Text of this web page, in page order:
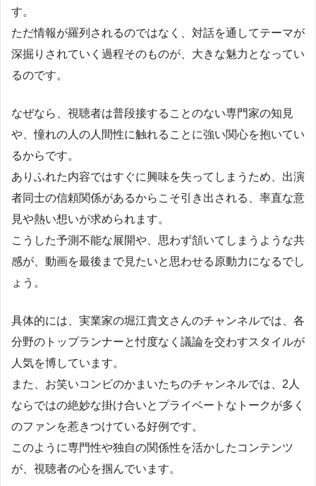
す。
ただ情報が羅列されるのではなく、対話を通してテーマが
深掘りされていく過程そのものが、大きな魅力となってい
るのです。
なぜなら、視聴者は普段接することのない専門家の知見
や、憧れの人の人間性に触れることに強い関心を抱いてい
るからです。
ありふれた内容ではすぐに興味を失ってしまうため、出演
者同士の信頼関係があるからこそ引き出される、率直な意
見や熱い想いが求められます。
こうした予測不能な展開や、思わず頷いてしまうような共
感が、動画を最後まで見たいと思わせる原動力になるでし
ょう。
具体的には、実業家の堀江貴文さんのチャンネルでは、各
分野のトップランナーと忖度なく議論を交わすスタイルが
人気を博しています。
また、お笑いコンビのかまいたちのチャンネルでは、2人
ならではの絶妙な掛け合いとプライベートなトークが多く
のファンを惹きつけている好例です。
このように専門性や独自の関係性を活かしたコンテンツ
が、視聴者の心を掴んでいます。